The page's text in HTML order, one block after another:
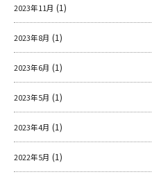
2023年11月 (1)
2023年8月 (1)
2023年6月 (1)
2023年5月 (1)
2023年4月 (1)
2022年5月 (1)